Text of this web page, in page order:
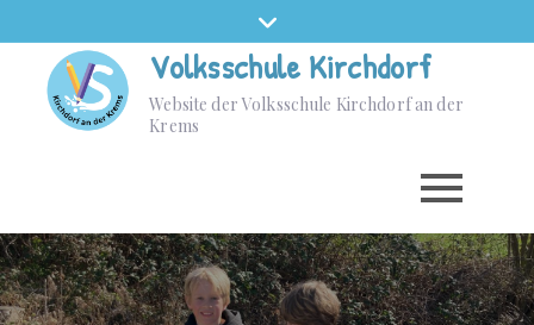
Volksschule Kirchdorf
Website der Volksschule Kirchdorf an der
Krems